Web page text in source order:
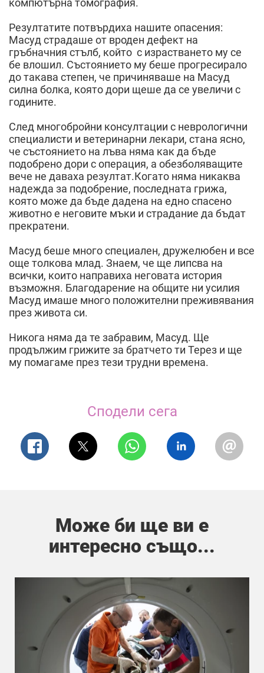
Резултатите потвърдиха нашите опасения:
Масуд страдаше от вроден дефект на
гръбначния стълб, който с израстването му се
бе влошил. Състоянието му беше прогресирало
до такава степен, че причиняваше на Масуд
силна болка, която дори щеше да се увеличи с
годините.
След многобройни консултации с неврологични
специалисти и ветеринарни лекари, стана ясно,
че състоянието на лъва няма как да бъде
подобрено дори с операция, а обезболяващите
вече не даваха резултат.Когато няма никаква
надежда за подобрение, последната грижа,
която може да бъде дадена на едно спасено
животно е неговите мъки и страдание да бъдат
прекратени.
Масуд беше много специален, дружелюбен и все
още толкова млад. Знаем, че ще липсва на
всички, които направиха неговата история
възможня. Благодарение на общите ни усилия
Масуд имаше много положителни преживявания
през живота си.
Никога няма да те забравим, Масуд. Ще
продължим грижите за братчето ти Терез и ще
му помагаме през тези трудни времена.
Сподели сега
Може би ще ви е
интересно също...